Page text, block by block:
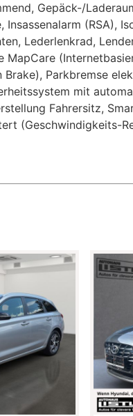
Gepäck-/
(RSA),
Lederlenkrad,
Parkbremse
mit
Fahrersitz,
(Geschwindigkeits-